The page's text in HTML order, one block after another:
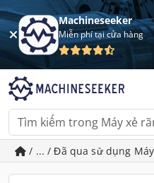
Machineseeker
Miễn phí tại cửa hàng
/ ... / Đã qua sử dụng